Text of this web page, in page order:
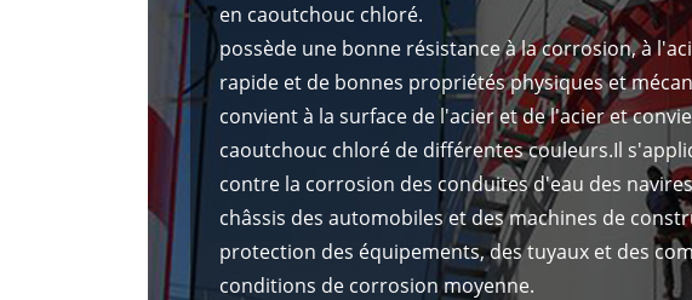
en caoutchouc chloré.
possède une bonne résistance à la corrosion, à
rapide et de bonnes propriétés physiques et
convient à la surface de l'acier et de l'acier et
caoutchouc chloré de différentes couleurs.Il
contre la corrosion des conduites d'eau des
châssis des automobiles et des machines de
protection des équipements, des tuyaux et des
conditions de corrosion moyenne.